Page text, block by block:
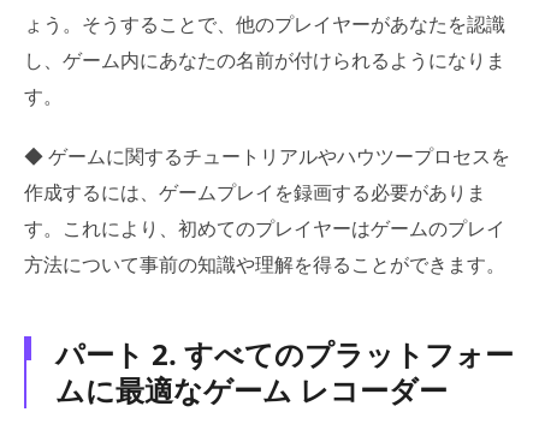
ょう。そうすることで、他のプレイヤーがあなたを認識
し、ゲーム内にあなたの名前が付けられるようになりま
す。
◆ ゲームに関するチュートリアルやハウツープロセスを
作成するには、ゲームプレイを録画する必要がありま
す。これにより、初めてのプレイヤーはゲームのプレイ
方法について事前の知識や理解を得ることができます。
パート 2. すべてのプラットフォー
ムに最適なゲーム レコーダー